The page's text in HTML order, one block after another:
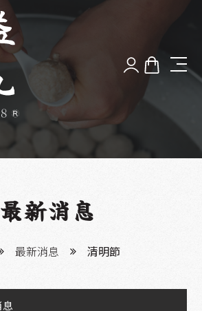
最新消息
最新消息 清明節